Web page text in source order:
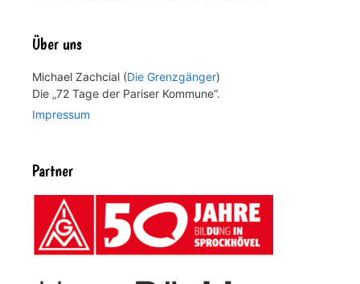
Über uns
Michael Zachcial (Die Grenzgänger)
Die „72 Tage der Pariser Kommune“.
Impressum
Partner